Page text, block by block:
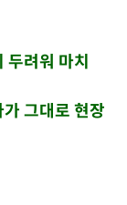
려워 마치
그대로 현장